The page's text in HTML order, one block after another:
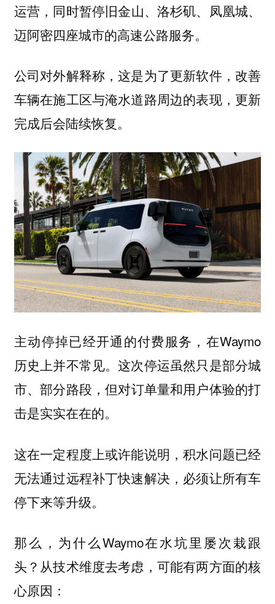
运营 ，同时暂停旧金山、洛杉矶、凤凰城、
迈阿密四座城市的高速公路服务。
公司对外解释称，这是为了更新软件，改善
车辆在施工区与淹水道路周边的表现，更新
完成后会陆续恢复。
主动停掉已经开通的付费服务，在Waymo
历史上并不常见。这次停运虽然只是部分城
市、部分路段，但对订单量和用户体验的打
击是实实在在的。
这在一定程度上或许能说明，积水问题已经
无法通过远程补丁快速解决，必须让所有车
停下来等升级。
那么，为什么Waymo在水坑里屡次栽跟
头？从技术维度去考虑，可能有两方面的核
心原因：